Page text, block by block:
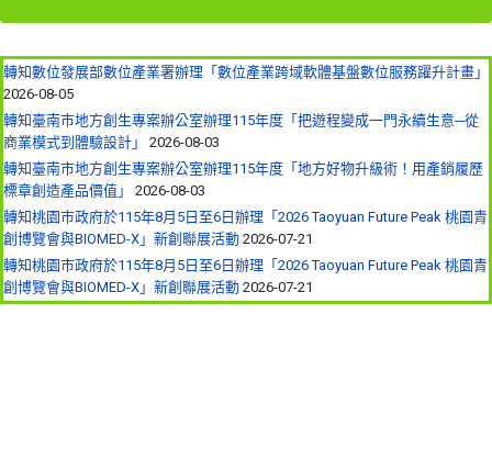
轉知數位發展部數位產業署辦理「數位產業跨域軟體基盤數位服務躍升計畫」
2026-08-05
轉知臺南市地方創生專案辦公室辦理115年度「把遊程變成一門永續生意─從
商業模式到體驗設計」
2026-08-03
轉知臺南市地方創生專案辦公室辦理115年度「地方好物升級術！用產銷履歷
標章創造產品價值」
2026-08-03
轉知桃園市政府於115年8月5日至6日辦理「2026 Taoyuan Future Peak 桃園青
創博覽會與BIOMED-X」新創聯展活動 2026-07-21
轉知桃園市政府於115年8月5日至6日辦理「2026 Taoyuan Future Peak 桃園青
創博覽會與BIOMED-X」新創聯展活動 2026-07-21